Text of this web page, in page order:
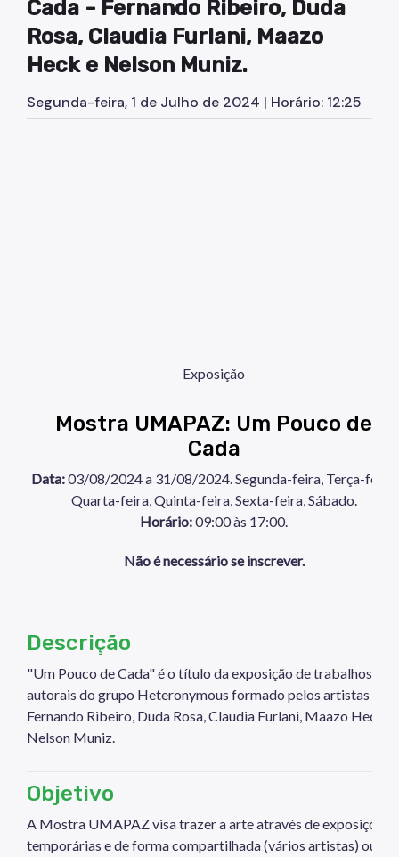
Cada - Fernando Ribeiro, Duda
Rosa, Claudia Furlani, Maazo
Heck e Nelson Muniz.
Segunda-feira, 1 de Julho de 2024 | Horário: 12:25
Exposição
Mostra UMAPAZ: Um Pouco de
Cada
Data:03/08/2024 a 31/08/2024. Segunda-feira, Terça-feira,
Quarta-feira, Quinta-feira, Sexta-feira, Sábado.
Horário:09:00 às 17:00.
Não é necessário se inscrever.
Descrição
"Um Pouco de Cada" é o título da exposição de trabalhos
autorais do grupo Heteronymous formado pelos artistas
Fernando Ribeiro, Duda Rosa, Claudia Furlani, Maazo Heck e
Nelson Muniz.
Objetivo
A Mostra UMAPAZ visa trazer a arte através de exposições
temporárias e de forma compartilhada (vários artistas) ou